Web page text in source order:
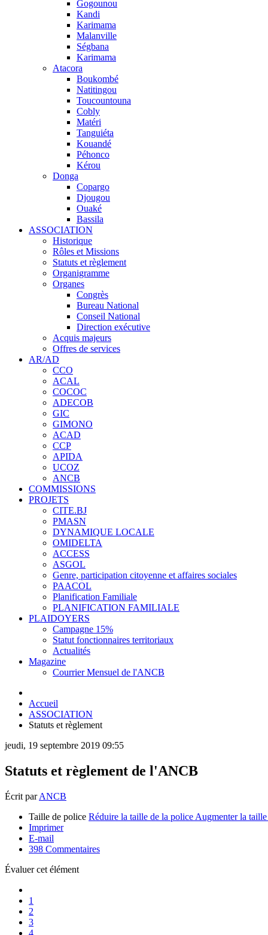
Gogounou
Kandi
Karimama
Malanville
Ségbana
Karimama
Atacora
Boukombé
Natitingou
Toucountouna
Cobly
Matéri
Tanguiéta
Kouandé
Péhonco
Kérou
Donga
Copargo
Djougou
Ouaké
Bassila
ASSOCIATION
Historique
Rôles et Missions
Statuts et règlement
Organigramme
Organes
Congrès
Bureau National
Conseil National
Direction exécutive
Acquis majeurs
Offres de services
AR/AD
CCO
ACAL
COCOC
ADECOB
GIC
GIMONO
ACAD
CCP
APIDA
UCOZ
ANCB
COMMISSIONS
PROJETS
CITE.BJ
PMASN
DYNAMIQUE LOCALE
OMIDELTA
ACCESS
ASGOL
Genre, participation citoyenne et affaires sociales
PAACOL
Planification Familiale
PLANIFICATION FAMILIALE
PLAIDOYERS
Campagne 15%
Statut fonctionnaires territoriaux
Actualités
Magazine
Courrier Mensuel de l'ANCB
Accueil
ASSOCIATION
Statuts et règlement
jeudi, 19 septembre 2019 09:55
Statuts et règlement de l'ANCB
Écrit parANCB
Taille de police Réduire la taille de la police Augmenter la
Imprimer
E-mail
398 Commentaires
Évaluer cet élément
1
2
3
4